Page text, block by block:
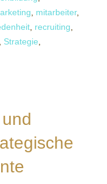
, mitarbeiter,
, recruiting,
, Strategie,